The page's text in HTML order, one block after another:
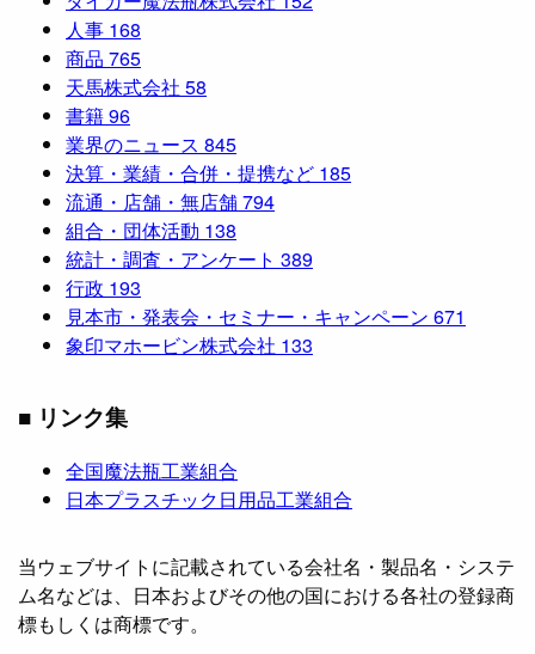
人事 168
商品 765
天馬株式会社 58
書籍96
業界のニュース 845
決算・業績・合併・提携など 185
流通・店舗・無店舗794
組合・団体活動 138
統計・調査・アンケート 389
行政 193
見本市・発表会・セミナー・キャンペーン 671
象印マホービン株式会社 133
■ リンク集
全国魔法瓶工業組合
日本プラスチック日用品工業組合
当ウェブサイトに記載されている会社名・製品名・システ
ム名などは、日本およびその他の国における各社の登録商
標もしくは商標です。